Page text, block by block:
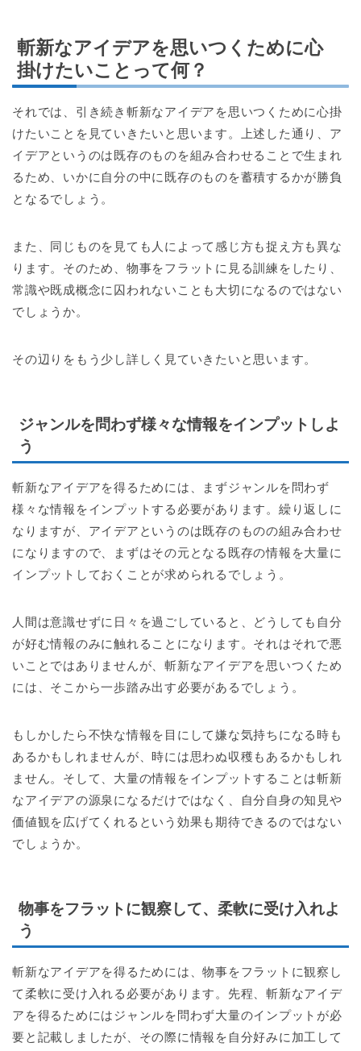
斬新なアイデアを思いつくために心
掛けたいことって何？
それでは、引き続き斬新なアイデアを思いつくために心掛
けたいことを見ていきたいと思います。上述した通り、ア
イデアというのは既存のものを組み合わせることで生まれ
るため、いかに自分の中に既存のものを蓄積するかが勝負
となるでしょう。
また、同じものを見ても人によって感じ方も捉え方も異な
ります。そのため、物事をフラットに見る訓練をしたり、
常識や既成概念に囚われないことも大切になるのではない
でしょうか。
その辺りをもう少し詳しく見ていきたいと思います。
ジャンルを問わず様々な情報をインプットしよ
う
斬新なアイデアを得るためには、まずジャンルを問わず
様々な情報をインプットする必要があります。繰り返しに
なりますが、アイデアというのは既存のものの組み合わせ
になりますので、まずはその元となる既存の情報を大量に
インプットしておくことが求められるでしょう。
人間は意識せずに日々を過ごしていると、どうしても自分
が好む情報のみに触れることになります。それはそれで悪
いことではありませんが、斬新なアイデアを思いつくため
には、そこから一歩踏み出す必要があるでしょう。
もしかしたら不快な情報を目にして嫌な気持ちになる時も
あるかもしれませんが、時には思わぬ収穫もあるかもしれ
ません。そして、大量の情報をインプットすることは斬新
なアイデアの源泉になるだけではなく、自分自身の知見や
価値観を広げてくれるという効果も期待できるのではない
でしょうか。
物事をフラットに観察して、柔軟に受け入れよ
う
斬新なアイデアを得るためには、物事をフラットに観察し
て柔軟に受け入れる必要があります。先程、斬新なアイデ
アを得るためにはジャンルを問わず大量のインプットが必
要と記載しましたが、その際に情報を自分好みに加工して